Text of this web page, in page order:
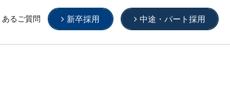
あるご質問 新卒採用 中途・パート採用